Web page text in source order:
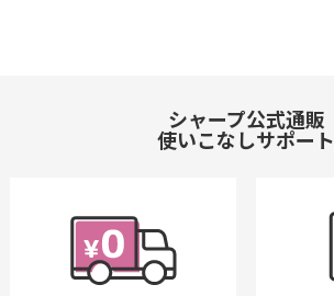
シャープ公式通販
使いこなしサポート